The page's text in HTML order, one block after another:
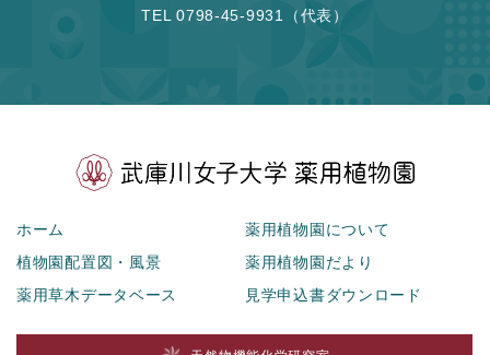
TEL 0798-45-9931（代表）
ホーム
薬用植物園について
植物園配置図・風景
薬用植物園だより
薬用草木データベース
見学申込書ダウンロード